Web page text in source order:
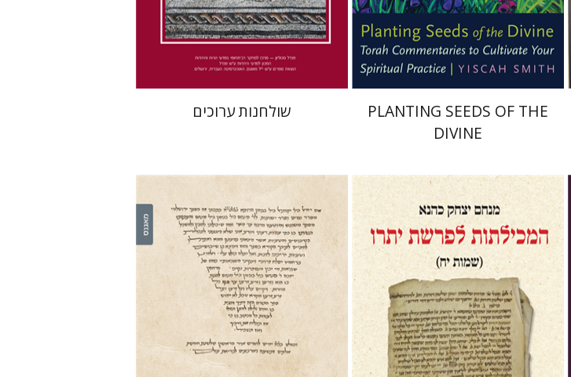
הנחת אתר ספר מודפס
$25
$22
PLANTING SEEDS OF THE
DIVINE
הנחת אתר ספר מודפס
$46
$41
שולחנות ערוכים
מנחם יצחק כהנא לייב מוסקוביץ